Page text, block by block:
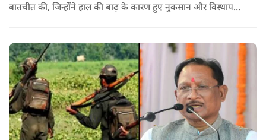
बातचीत की, जिन्होंने हाल की बाढ़ के कारण हुए नुकसान और विस्थापन